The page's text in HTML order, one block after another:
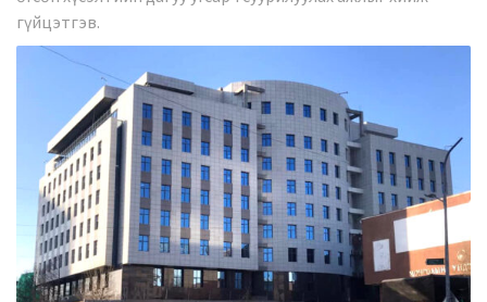
гүйцэтгэв.